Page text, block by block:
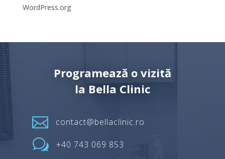
WordPress.org
Programează o vizită
la Bella Clinic
 contact@bellaclinic.ro
w +40 743 069 853